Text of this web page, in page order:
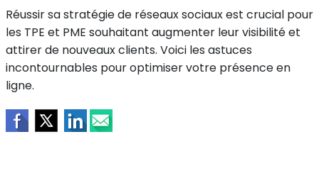
Réussir sa stratégie de réseaux sociaux est crucial pour
les TPE et PME souhaitant augmenter leur visibilité et
attirer de nouveaux clients. Voici les astuces
incontournables pour optimiser votre présence en
ligne.